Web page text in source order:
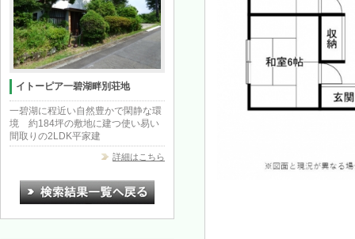
イトーピア一碧湖畔別荘地
一碧湖に程近い自然豊かで閑静な環
境 約184坪の敷地に建つ使い易い
間取りの2LDK平家建
詳細はこちら